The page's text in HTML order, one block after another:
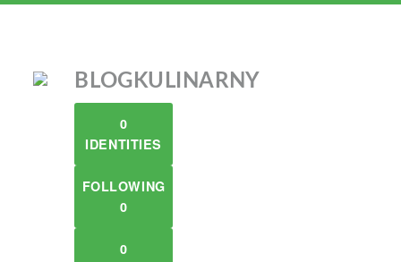
BLOGKULINARNY
0
IDENTITIES
FOLLOWING
0
0